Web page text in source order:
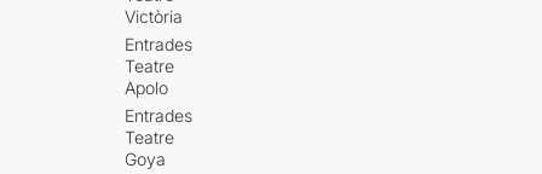
Victòria
Entrades
Teatre
Apolo
Entrades
Teatre
Goya